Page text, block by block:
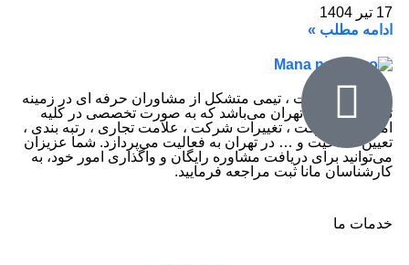
17 تیر 1404
ادامه مطلب »
موسسه مانا ثبت ، تیمی متشکل از مشاوران حرفه ای در زمینه
ثبت شرکت در تهران می‌باشد که به صورت تخصصی در کلیه
امور ثبت شرکت ، تغییرات شرکت ، علامت تجاری ، رتبه بندی ،
تعیین صلاحیت و … در تهران به فعالیت می‌پردازد. شما عزیزان
می‌توانید برای دریافت مشاوره رایگان و واگذاری امور خود، به
کارشناسان مانا ثبت مراجعه فرمایید.
خدمات ما